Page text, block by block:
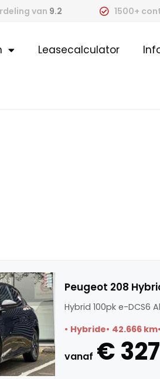
van 9.2 1500+
Leasecalculator
Peugeot 208
Hybrid 100pk e-DCS6
Hybride 42.666 km
vanaf € 327